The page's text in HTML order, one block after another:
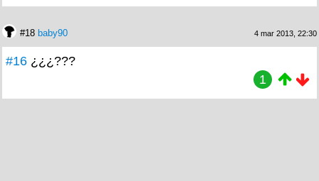
#18 baby90 4 mar 2013, 22:30
#16 ¿¿¿???
1